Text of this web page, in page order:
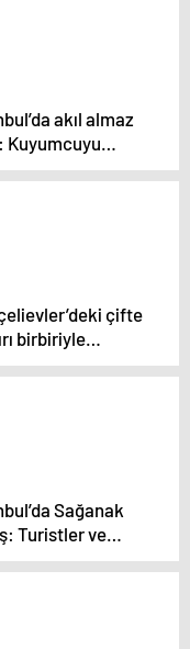
akıl almaz
Kuyumcuyu
1 kg altını
çifte
birbiriyle
çıktı
Sağanak
Turistler ve
Hazırlıksız